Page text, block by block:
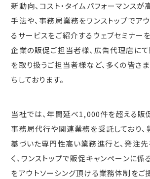
新動向、コスト・タイムパフォーマンスが
手法や、事務局業務をワンストップでア
るサービスをご紹介するウェブセミナー
企業の販促ご担当者様、広告代理店に
を取り扱うご担当者様など、多くの皆さ
ちしております。
当社では、年間延べ1,000件を超える販
事務局代行や関連業務を受託しており
基づいた専門性高い業務進行と、発注
く、ワンストップで販促キャンペーンに
をアウトソーシング頂ける業務体制をご